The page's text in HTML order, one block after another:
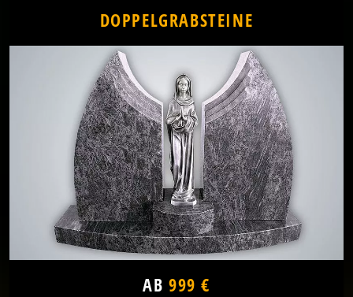
DOPPELGRABSTEINE
AB 999 €